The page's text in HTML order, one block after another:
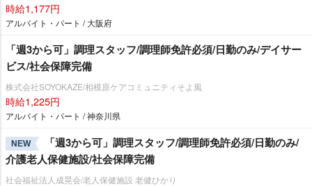
時給1,177円
アルバイト・パート / 大阪府
「週3から可」調理スタッフ/調理師免許必須/日勤のみ/デイサー
ビス/社会保障完備
株式会社SOYOKAZE/相模原ケアコミュニティそよ風
時給1,225円
アルバイト・パート / 神奈川県
NEW
「週3から可」調理スタッフ/調理師免許必須/日勤のみ/
介護老人保健施設/社会保障完備
社会福祉法人成晃会/老人保健施設 老健ひかり